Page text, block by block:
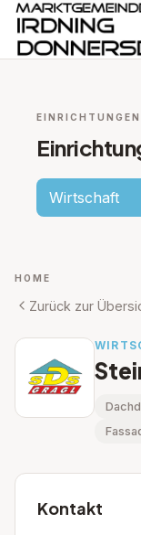
EINRICHTUNGEN
Wirtschaft
HOME
Zurück zur
Kontakt